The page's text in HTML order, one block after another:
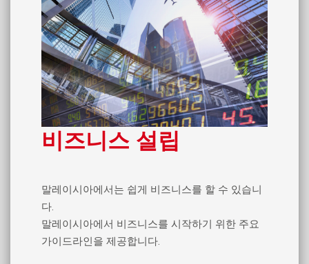
비즈니스 설립
말레이시아에서는 쉽게 비즈니스를 할 수 있습니
다.
말레이시아에서 비즈니스를 시작하기 위한 주요
가이드라인을 제공합니다.